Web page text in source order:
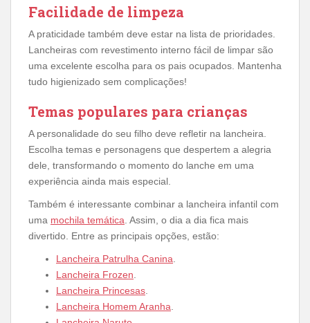
Facilidade de limpeza
A praticidade também deve estar na lista de prioridades.
Lancheiras com revestimento interno fácil de limpar são
uma excelente escolha para os pais ocupados. Mantenha
tudo higienizado sem complicações!
Temas populares para crianças
A personalidade do seu filho deve refletir na lancheira.
Escolha temas e personagens que despertem a alegria
dele, transformando o momento do lanche em uma
experiência ainda mais especial.
Também é interessante combinar a lancheira infantil com
uma mochila temática . Assim, o dia a dia fica mais
divertido. Entre as principais opções, estão:
Lancheira Patrulha Canina
Lancheira Frozen
Lancheira Princesas
Lancheira Homem Aranha